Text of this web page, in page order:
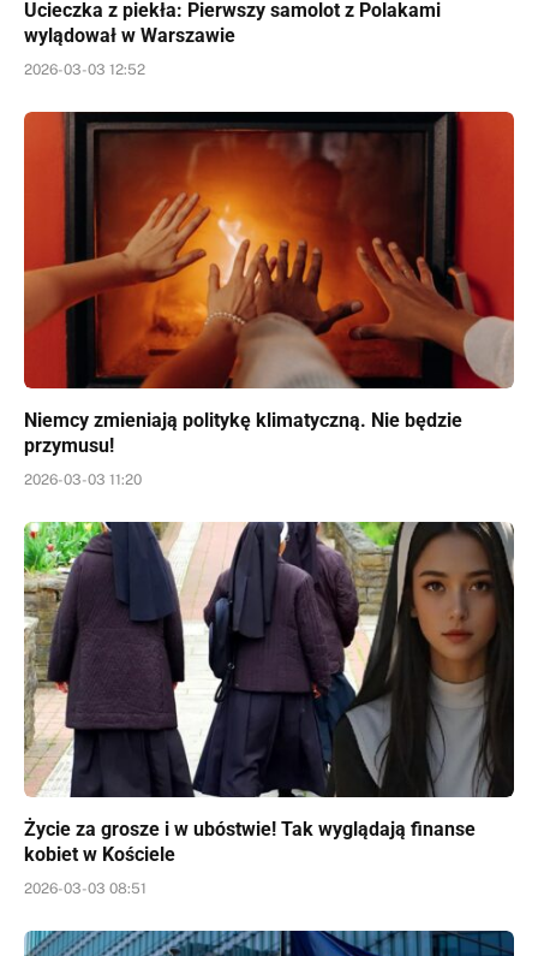
Ucieczka z piekła: Pierwszy samolot z Polakami
wylądował w Warszawie
2026-03-03 12:52
Niemcy zmieniają politykę klimatyczną. Nie będzie
przymusu!
2026-03-03 11:20
Życie za grosze i w ubóstwie! Tak wyglądają finanse
kobiet w Kościele
2026-03-03 08:51